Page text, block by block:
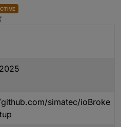
2025, 14:25
simatec/ioBroke